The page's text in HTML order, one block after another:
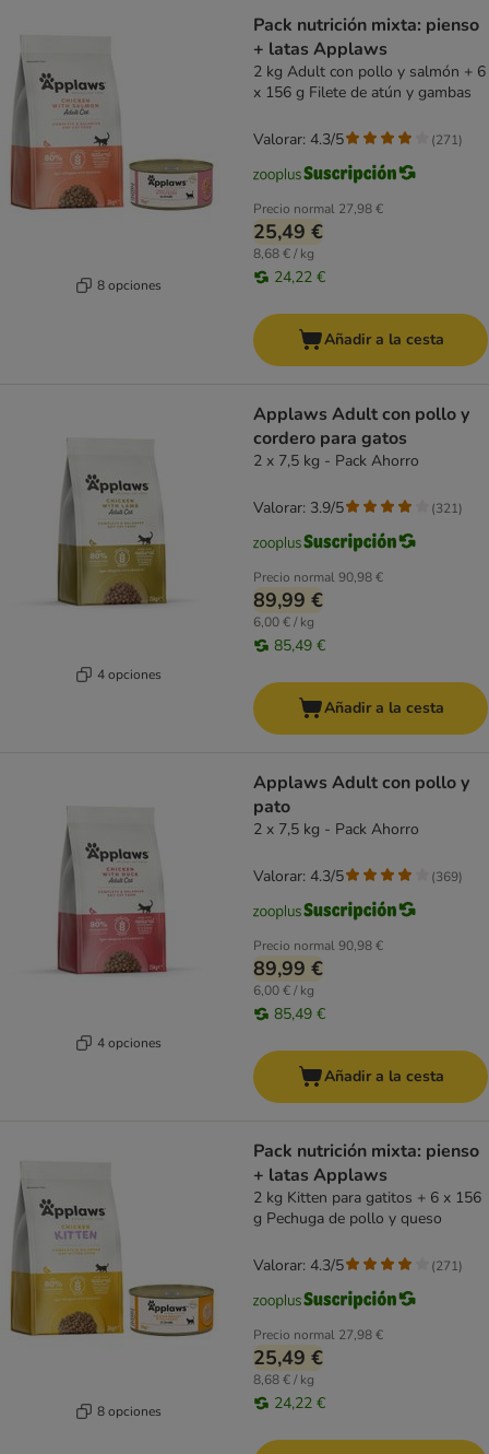
8 opciones
Pack nutrición mixta: pienso
+ latas Applaws
2 kg Adult con pollo y salmón + 6
x 156 g Filete de atún y gambas
Precio normal 27,98 €
25,49 €
8,68 € / kg
24,22 €
Valorar: 4.3/5 (271)
Añadir a la cesta
4 opciones
Applaws Adult con pollo y
cordero para gatos
2 x 7,5 kg - Pack Ahorro
Precio normal90,98 €
89,99 €
6,00 € / kg
85,49 €
Valorar: 3.9/5 (321)
Añadir a la cesta
4 opciones
Applaws Adult con pollo y
pato
2 x 7,5 kg - Pack Ahorro
Precio normal90,98 €
89,99 €
6,00 € / kg
85,49 €
Valorar: 4.3/5 (369)
Añadir a la cesta
8 opciones
Pack nutrición mixta: pienso
+ latas Applaws
2 kg Kitten para gatitos + 6 x 156
g Pechuga de pollo y queso
Precio normal 27,98 €
25,49 €
8,68 € / kg
24,22 €
Valorar: 4.3/5 (271)